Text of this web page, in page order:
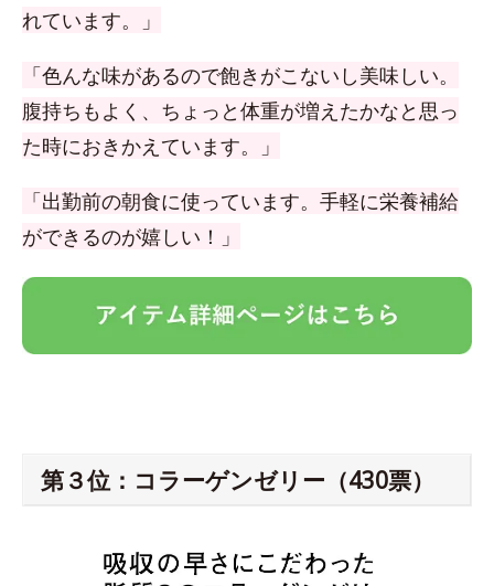
れています。」
「色んな味があるので飽きがこないし美味しい。
腹持ちもよく、ちょっと体重が増えたかなと思っ
た時におきかえています。」
「出勤前の朝食に使っています。手軽に栄養補給
ができるのが嬉しい！」
第３位：コラーゲンゼリー（430票）